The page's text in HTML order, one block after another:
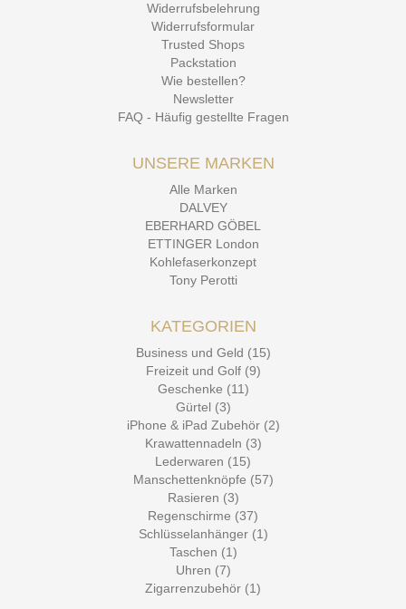
Widerrufsbelehrung
Widerrufsformular
Trusted Shops
Packstation
Wie bestellen?
Newsletter
FAQ - Häufig gestellte Fragen
UNSERE MARKEN
Alle Marken
DALVEY
EBERHARD GÖBEL
ETTINGER London
Kohlefaserkonzept
Tony Perotti
KATEGORIEN
Business und Geld (15)
Freizeit und Golf (9)
Geschenke (11)
Gürtel (3)
iPhone & iPad Zubehör (2)
Krawattennadeln (3)
Lederwaren (15)
Manschettenknöpfe (57)
Rasieren (3)
Regenschirme (37)
Schlüsselanhänger (1)
Taschen (1)
Uhren (7)
Zigarrenzubehör (1)